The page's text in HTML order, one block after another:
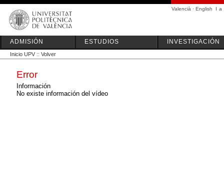
Valencià · English I a
ADMISIÓN ESTUDIOS INVESTIGACIÓN
Inicio UPV :: Volver
Error
Información
No existe información del vídeo